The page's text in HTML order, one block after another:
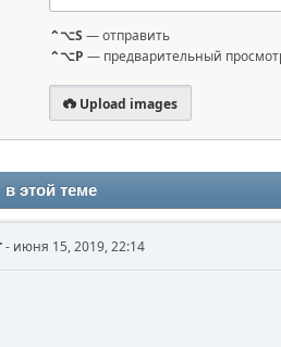
⌃⌥S — отправить
⌃⌥P — предварительный
Upload images
этой теме
- июня 15, 2019, 22:14